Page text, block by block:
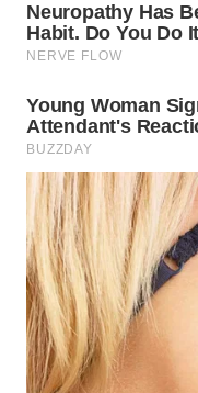
WN
NIAS
LANGKAT
WN
TAPANULI
SELATAN
WN
TANJUNG
LESUNG
WN